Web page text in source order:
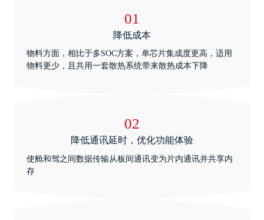
01
降低成本
物料方面，相比于多SOC方案，单芯片集成度更高，适用
物料更少，且共用一套散热系统带来散热成本下降
02
降低通讯延时，优化功能体验
使舱和驾之间数据传输从板间通讯变为片内通讯并共享内
存